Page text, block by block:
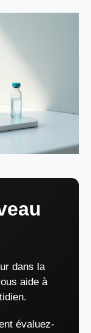
dans la
aide à
évaluez-